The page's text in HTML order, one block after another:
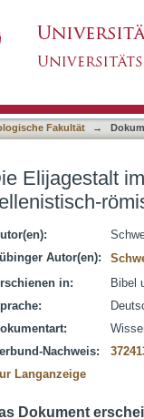
Fakultät →
Elijagestalt
Autor(en):
in:
Bibel
Nachweis:
Langanzeige
Dokument